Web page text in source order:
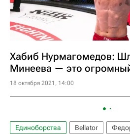
Хабиб Нурмагомедов:
Минеева — это
18 октября 2021, 14:00
Единоборства Bellator